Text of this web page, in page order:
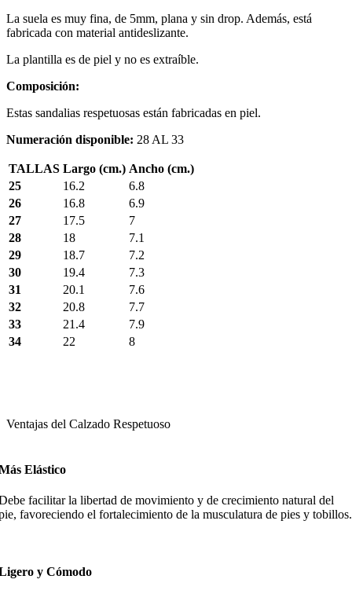
La suela es muy fina, de 5mm, plana y sin drop. Además, está
fabricada con material antideslizante.
La plantilla es de piel y no es extraíble.
Composición:
Estas sandalias respetuosas están fabricadas en piel.
Numeración disponible: 28 AL 33
TALLAS Largo (cm.) Ancho (cm.)
25
16.2
6.8
26
16.8
6.9
27
17.5
7
28
18
7.1
29
18.7
7.2
30
19.4
7.3
31
20.1
7.6
32
20.8
7.7
33
21.4
7.9
34
22 8
Ventajas del Calzado Respetuoso
Elástico
facilitar la libertad de movimiento y de crecimiento natural del
favoreciendo el fortalecimiento de la musculatura de pies y tobillos.
y Cómodo